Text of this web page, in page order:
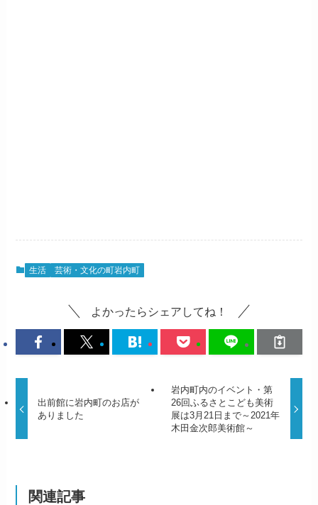
生活 芸術・文化の町岩内町
よかったらシェアしてね！
出前館に岩内町のお店が
ありました
岩内町内のイベント・第
26回ふるさとこども美術
展は3月21日まで～2021年
木田金次郎美術館～
関連記事